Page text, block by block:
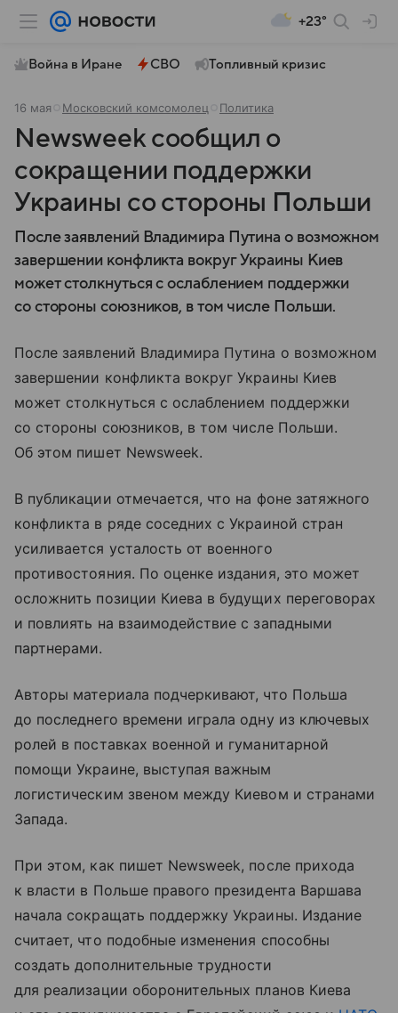
+23°
Война в Иране СВО Топливный кризис
16 мая Московский комсомолец Политика
Newsweek сообщил о
сокращении поддержки
Украины со стороны Польши
После заявлений Владимира Путина о возможном
завершении конфликта вокруг Украины Киев
может столкнуться с ослаблением поддержки
со стороны союзников, в том числе Польши.
После заявлений Владимира Путина о возможном
завершении конфликта вокруг Украины Киев
может столкнуться с ослаблением поддержки
со стороны союзников, в том числе Польши.
Об этом пишет Newsweek.
В публикации отмечается, что на фоне затяжного
конфликта в ряде соседних с Украиной стран
усиливается усталость от военного
противостояния. По оценке издания, это может
осложнить позиции Киева в будущих переговорах
и повлиять на взаимодействие с западными
партнерами.
Авторы материала подчеркивают, что Польша
до последнего времени играла одну из ключевых
ролей в поставках военной и гуманитарной
помощи Украине, выступая важным
логистическим звеном между Киевом и странами
Запада.
При этом, как пишет Newsweek, после прихода
к власти в Польше правого президента Варшава
начала сокращать поддержку Украины. Издание
считает, что подобные изменения способны
создать дополнительные трудности
для реализации оборонительных планов Киева